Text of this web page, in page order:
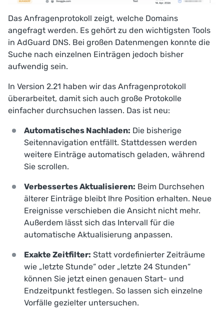
Das Anfragenprotokoll zeigt, welche Domains
angefragt werden. Es gehört zu den wichtigsten Tools
in AdGuard DNS. Bei großen Datenmengen konnte die
Suche nach einzelnen Einträgen jedoch bisher
aufwendig sein.
In Version 2.21 haben wir das Anfragenprotokoll
überarbeitet, damit sich auch große Protokolle
einfacher durchsuchen lassen. Das ist neu:
Automatisches Nachladen: Die bisherige
Seitennavigation entfällt. Stattdessen werden
weitere Einträge automatisch geladen, während
Sie scrollen.
Verbessertes Aktualisieren: Beim Durchsehen
älterer Einträge bleibt Ihre Position erhalten. Neue
Ereignisse verschieben die Ansicht nicht mehr.
Außerdem lässt sich das Intervall für die
automatische Aktualisierung anpassen.
Exakte Zeitfilter: Statt vordefinierter Zeiträume
wie „letzte Stunde“ oder „letzte 24 Stunden“
können Sie jetzt einen genauen Start- und
Endzeitpunkt festlegen. So lassen sich einzelne
Vorfälle gezielter untersuchen.